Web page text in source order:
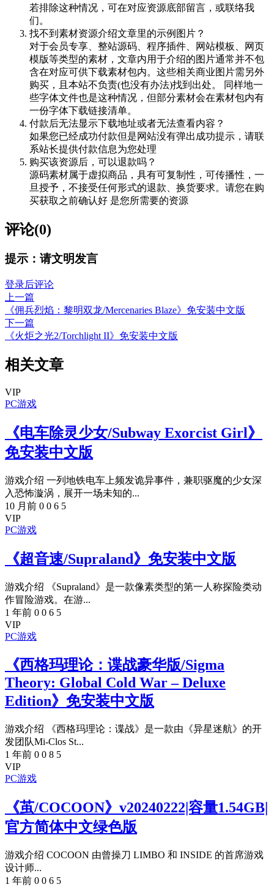
若排除这种情况，可在对应资源底部留言，或联络我
们。
找不到素材资源介绍文章里的示例图片？
对于会员专享、整站源码、程序插件、网站模板、网页
模版等类型的素材，文章内用于介绍的图片通常并不包
含在对应可供下载素材包内。这些相关商业图片需另外
购买，且本站不负责(也没有办法)找到出处。 同样地一
些字体文件也是这种情况，但部分素材会在素材包内有
一份字体下载链接清单。
付款后无法显示下载地址或者无法查看内容？
如果您已经成功付款但是网站没有弹出成功提示，请联
系站长提供付款信息为您处理
购买该资源后，可以退款吗？
源码素材属于虚拟商品，具有可复制性，可传播性，一
旦授予，不接受任何形式的退款、换货要求。请您在购
买获取之前确认好 是您所需要的资源
评论(0)
提示：请文明发言
登录后评论
上一篇
《佣兵烈焰：黎明双龙/Mercenaries Blaze》免安装中文版
下一篇
《火炬之光2/Torchlight II》免安装中文版
相关文章
VIP
PC游戏
《电车除灵少女/Subway Exorcist Girl》
免安装中文版
游戏介绍 一列地铁电车上频发诡异事件，兼职驱魔的少女深
入恐怖漩涡，展开一场未知的...
10 月前 0 0 6 5
VIP
PC游戏
《超音速/Supraland》免安装中文版
游戏介绍 《Supraland》是一款像素类型的第一人称探险类动
作冒险游戏。在游...
1 年前 0 0 6 5
VIP
PC游戏
《西格玛理论：谍战豪华版/Sigma
Theory: Global Cold War – Deluxe
Edition》免安装中文版
游戏介绍 《西格玛理论：谍战》是一款由《异星迷航》的开
发团队Mi-Clos St...
1 年前 0 0 8 5
VIP
PC游戏
《茧/COCOON》v20240222|容量1.54GB|
官方简体中文绿色版
游戏介绍 COCOON 由曾操刀 LIMBO 和 INSIDE 的首席游戏
设计师...
1 年前 0 0 6 5